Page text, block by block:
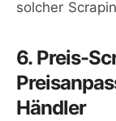
solcher
6. Preis-
Händler